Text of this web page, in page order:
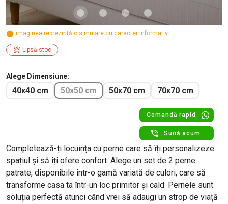
imaginea reprezintă o simulare cu caracter informativ.
Lipsă stoc
Alege Dimensiune
40x40 cm 50x50 cm 50x70 cm 70x70 cm
Comandă rapid
Sună acum
Completează-ți locuința cu perne care să îți personalizeze
spațiul și să îți ofere confort. Alege un set de 2 perne
patrate, disponibile într-o gamă variată de culori, care să
transforme casa ta într-un loc primitor și cald. Pernele sunt
soluția perfectă atunci când vrei să adaugi un strop de viață